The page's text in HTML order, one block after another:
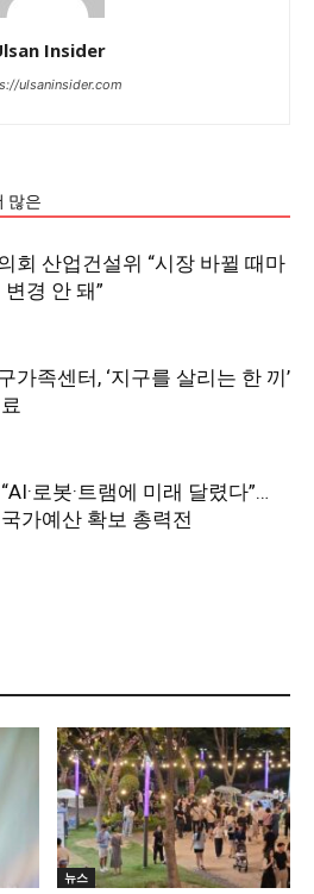
Insider
ulsaninsider.com
많은
회 산업건설위 “시장 바뀔 때마
경 안 돼”
가족센터, ‘지구를 살리는 한 끼’
로봇·트램에 미래 달렸다”…
가예산 확보 총력전
뉴스